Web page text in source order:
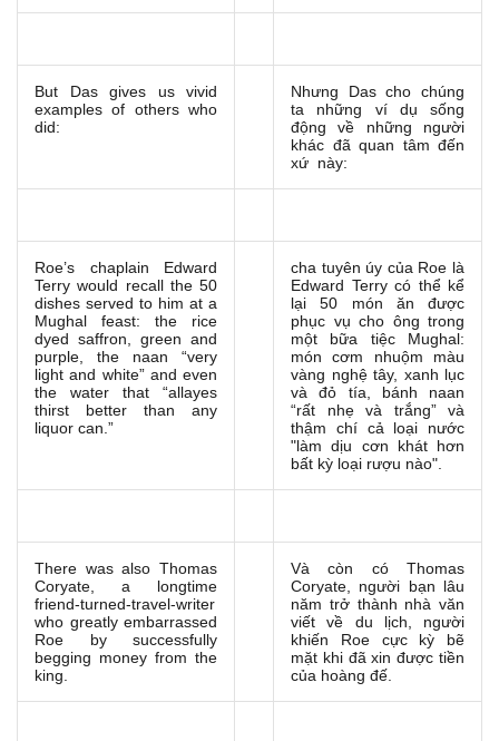
But Das gives us vivid
examples of others who
did:
Nhưng Das cho chúng
ta những ví dụ sống
động về những người
khác đã quan tâm đến
xứ này:
Roe’s chaplain Edward
Terry would recall the 50
dishes served to him at a
Mughal feast: the rice
dyed saffron, green and
purple, the naan “very
light and white” and even
the water that “allayes
thirst better than any
liquor can.”
cha tuyên úy của Roe là
Edward Terry có thể kể
lại 50 món ăn được
phục vụ cho ông trong
một bữa tiệc Mughal:
món cơm nhuộm màu
vàng nghệ tây, xanh lục
và đỏ tía, bánh naan
“rất nhẹ và trắng” và
thậm chí cả loại nước
"làm dịu cơn khát hơn
bất kỳ loại rượu nào".
There was also Thomas
Coryate, a longtime
friend-turned-travel-writer
who greatly embarrassed
Roe by successfully
begging money from the
king.
Và còn có Thomas
Coryate, người bạn lâu
năm trở thành nhà văn
viết về du lịch, người
khiến Roe cực kỳ bẽ
mặt khi đã xin được tiền
của hoàng đế.